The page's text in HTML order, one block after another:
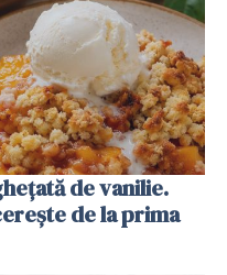
de vanilie.
de la prima